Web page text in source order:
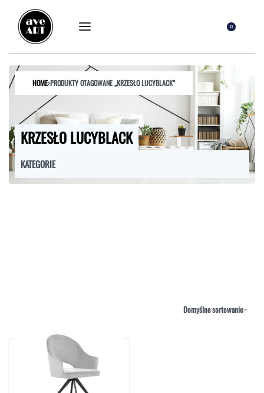
0
HOME›PRODUKTY OTAGOWANE „KRZESŁO LUCYBLACK”
KRZESŁO LUCYBLACK
KATEGORIE
STOŁY
SZAFKI I KOMODY
Domyślne sortowanie